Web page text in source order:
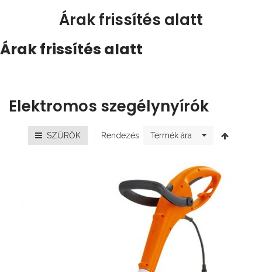
Árak frissítés alatt
Árak frissítés alatt
Elektromos szegélynyírók
SZŰRŐK Rendezés Termék ára